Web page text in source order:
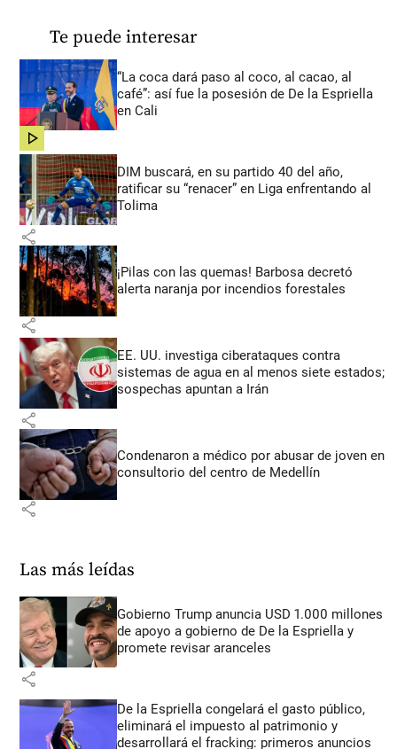
Te puede interesar
“La coca dará paso al coco, al cacao, al
café”: así fue la posesión de De la Espriella
en Cali
share
DIM buscará, en su partido 40 del año,
ratificar su “renacer” en Liga enfrentando al
Tolima
share
¡Pilas con las quemas! Barbosa decretó
alerta naranja por incendios forestales
share
EE. UU. investiga ciberataques contra
sistemas de agua en al menos siete estados;
sospechas apuntan a Irán
share
Condenaron a médico por abusar de joven en
consultorio del centro de Medellín
share
Las más leídas
Gobierno Trump anuncia USD 1.000 millones
de apoyo a gobierno de De la Espriella y
promete revisar aranceles
share
De la Espriella congelará el gasto público,
eliminará el impuesto al patrimonio y
desarrollará el fracking: primeros anuncios